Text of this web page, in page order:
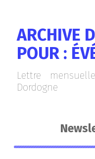
ARCHIVE
POUR :
Lettre
Dordogne